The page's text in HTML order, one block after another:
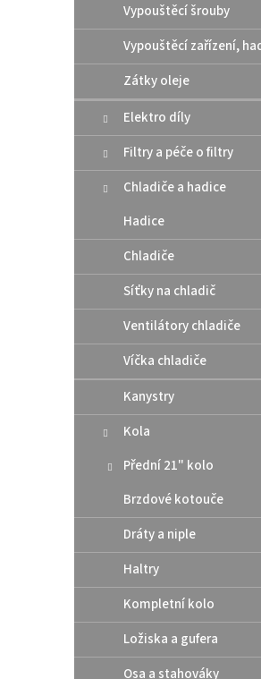
Vypouštěcí šrouby
Vypouštěcí zařízení,
Zátky oleje
Elektro díly
Filtry a péče o filtry
Chladiče a hadice
Hadice
Chladiče
Síťky na chladič
Ventilátory chladiče
Víčka chladiče
Kanystry
Kola
Přední 21" kolo
Brzdové kotouče
Dráty a niple
Haltry
Kompletní kolo
Ložiska a gufera
Osa a stahováky